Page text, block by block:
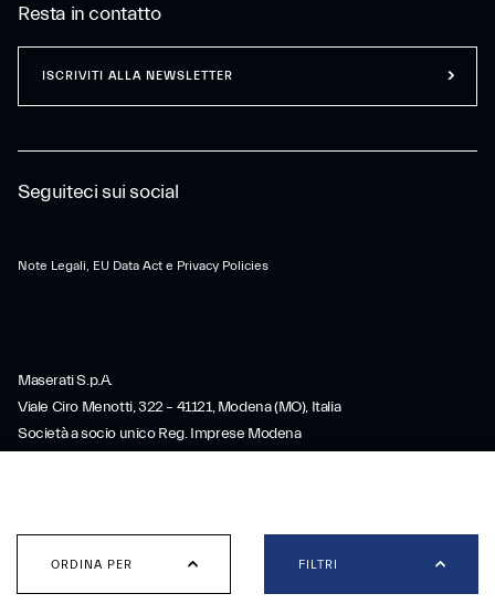
ORDINA PER FILTRI
Cerca la tua Maserati
Seguiteci sui social
Note Legali, EU Data Act e Privacy Policies
Resta in contatto
ISCRIVITI ALLA NEWSLETTER
Maserati S.p.A.
Viale Ciro Menotti, 322 – 41121, Modena (MO), Italia
Società a socio unico Reg. Imprese Modena
Direzione e coordinamento ex art. 2497 c.c.: Stellantis N.V.
maserati@pec.fcagroup.com
www.maserati.com